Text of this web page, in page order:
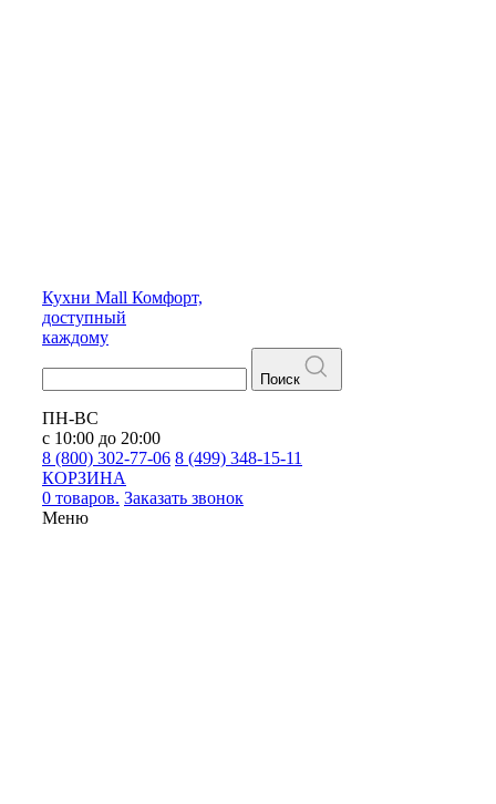
Кухни Mall Комфорт,
доступный
каждому
Поиск
ПН-ВС
с 10:00 до 20:00
8 (800) 302-77-06 8 (499) 348-15-11
КОРЗИНА
0 товаров. Заказать звонок
Меню